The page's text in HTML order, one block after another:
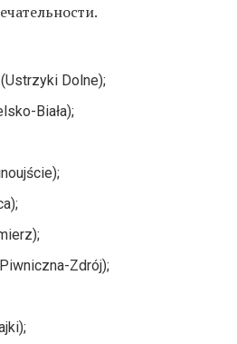
(Ustrzyki Dolne);
Biała);
Zdrój);